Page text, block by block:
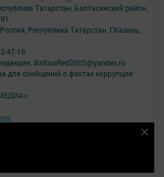
Татарстан, Балтасинский район,
Республика Татарстан, Г.Казань,
47-16
BaltasiRed2005@yandex.ru
для сообщений о фактах коррупции:
для персонализации сервисов и
отменить в настройках браузера.